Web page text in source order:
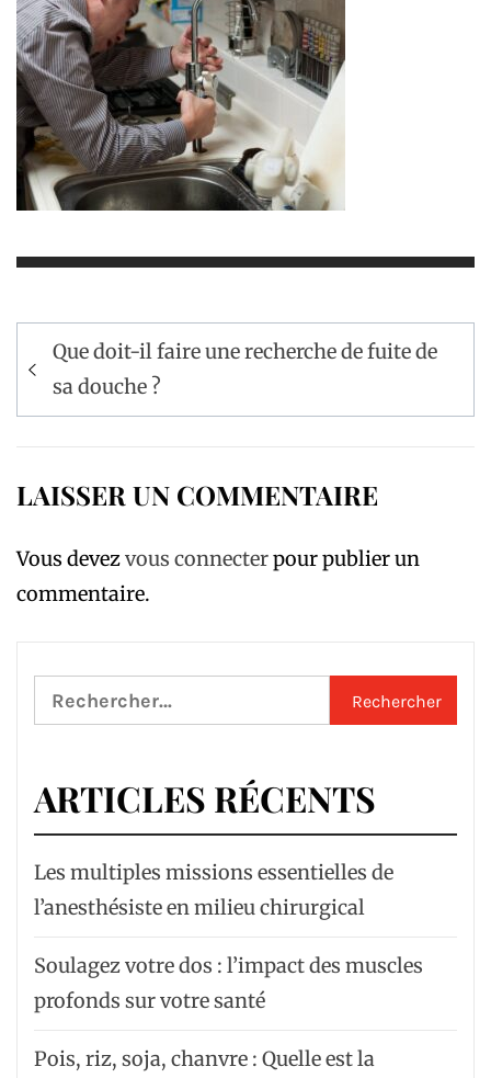
Navigation
de
l’article
Que doit-il faire une recherche de fuite de
sa douche ?
LAISSER UN COMMENTAIRE
Vous devezvous connecterpour publier un
commentaire.
Rechercher :
ARTICLES RÉCENTS
Les multiples missions essentielles de
l’anesthésiste en milieu chirurgical
Soulagez votre dos : l’impact des muscles
profonds sur votre santé
Pois, riz, soja, chanvre : Quelle est la